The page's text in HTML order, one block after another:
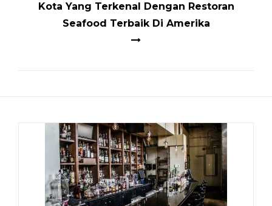
Kota Yang Terkenal Dengan Restoran
Seafood Terbaik Di Amerika